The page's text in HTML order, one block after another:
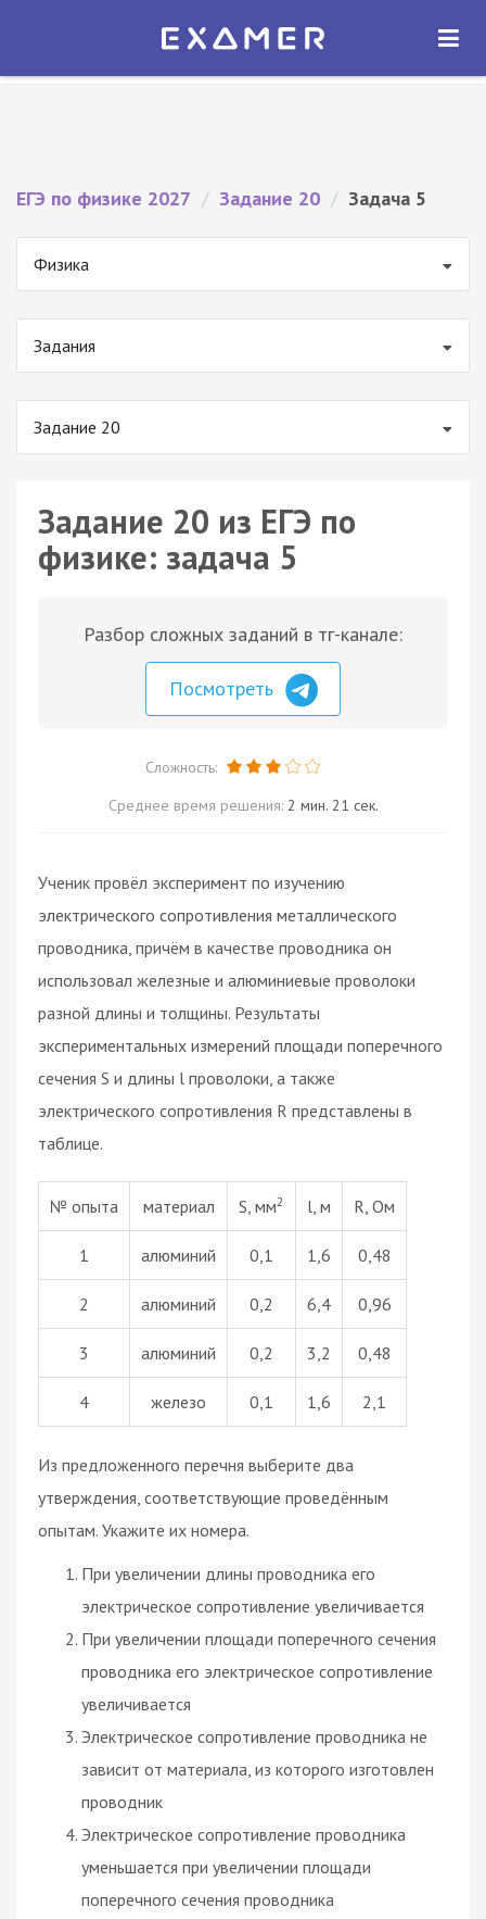
Экзамер — ЕГЭ 2027
ОТКРЫТЬ
ЕГЭ по физике 2027 / Задание 20 / Задача 5
Физика
Задания
Задание 20
Задание 20 из ЕГЭ по
физике: задача 5
Разбор сложных заданий в тг-канале:
Посмотреть
Сложность:
Среднее время решения: 2 мин. 21 сек.
Ученик провёл эксперимент по изучению
электрического сопротивления металлического
проводника, причём в качестве проводника он
использовал железные и алюминиевые проволоки
разной длины и толщины. Результаты
экспериментальных измерений площади поперечного
сечения S и длины l проволоки, а также
электрического сопротивления R представлены в
таблице.
№ опыта материал S, мм2 l, м R, Ом
1 алюминий 0,1 1,6 0,48
2 алюминий 0,2 6,4 0,96
3 алюминий 0,2 3,2 0,48
4 железо 0,1 1,6 2,1
Из предложенного перечня выберите два
утверждения, соответствующие проведённым
опытам. Укажите их номера.
При увеличении длины проводника его
электрическое сопротивление увеличивается
При увеличении площади поперечного сечения
проводника его электрическое сопротивление
увеличивается
Электрическое сопротивление проводника не
зависит от материала, из которого изготовлен
проводник
Электрическое сопротивление проводника
уменьшается при увеличении площади
поперечного сечения проводника